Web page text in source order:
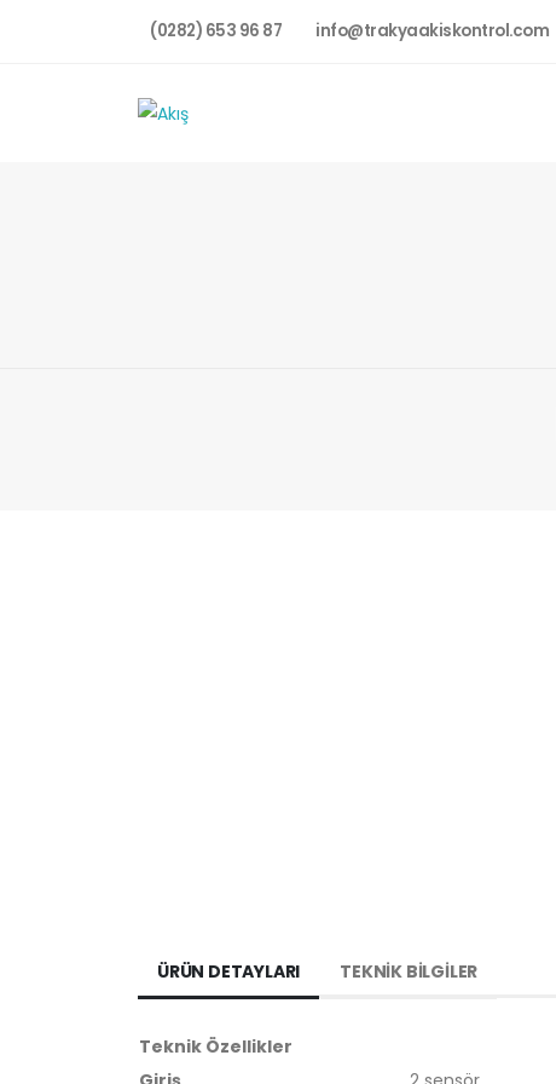
(0282) 653 96 87 info@trakyaakiskontrol.com
ÜRÜN DETAYLARI TEKNİK BİLGİLER
Teknik Özellikler